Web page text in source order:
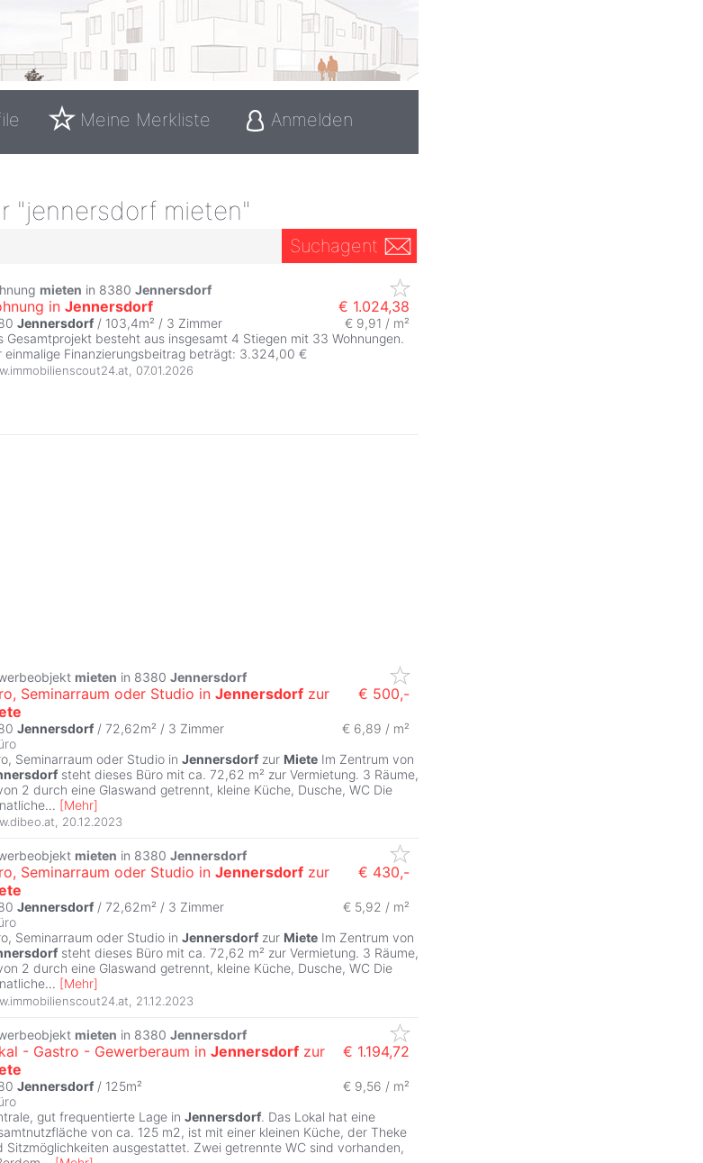
Meine Merkliste Anmelden
"jennersdorf mieten"
Suchagent
mieten in 8380 Jennersdorf
in Jennersdorf € 1.024,38
Jennersdorf / 103,4m² / 3 Zimmer
€ 9,91 / m²
Gesamtprojekt besteht aus insgesamt 4 Stiegen mit 33 Wohnungen.
einmalige Finanzierungsbeitrag beträgt: 3.324,00 €
07.01.2026
mieten in 8380 Jennersdorf
Seminarraum oder Studio in Jennersdorf zur
€ 500,-
Jennersdorf / 72,62m² / 3 Zimmer
€ 6,89 / m²
Seminarraum oder Studio in Jennersdorf zur Miete Im Zentrum von
steht dieses Büro mit ca. 72,62 m² zur Vermietung. 3 Räume,
2 durch eine Glaswand getrennt, kleine Küche, Dusche, WC Die
... [Mehr]
20.12.2023
mieten in 8380 Jennersdorf
Seminarraum oder Studio in Jennersdorf zur
€ 430,-
Jennersdorf / 72,62m² / 3 Zimmer
€ 5,92 / m²
Seminarraum oder Studio in Jennersdorf zur Miete Im Zentrum von
steht dieses Büro mit ca. 72,62 m² zur Vermietung. 3 Räume,
2 durch eine Glaswand getrennt, kleine Küche, Dusche, WC Die
... [Mehr]
21.12.2023
mieten in 8380 Jennersdorf
- Gastro - Gewerberaum in Jennersdorf zur
€ 1.194,72
Jennersdorf / 125m²
€ 9,56 / m²
gut frequentierte Lage in Jennersdorf. Das Lokal hat eine
von ca. 125 m2, ist mit einer kleinen Küche, der Theke
Sitzmöglichkeiten ausgestattet. Zwei getrennte WC sind vorhanden,